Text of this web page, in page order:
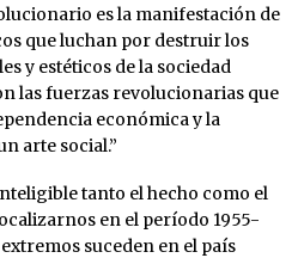
es la manifestación de
que luchan por destruir los
y estéticos de la sociedad
las fuerzas revolucionarias que
económica y la
arte social.”
tanto el hecho como el
en el período 1955-
suceden en el país